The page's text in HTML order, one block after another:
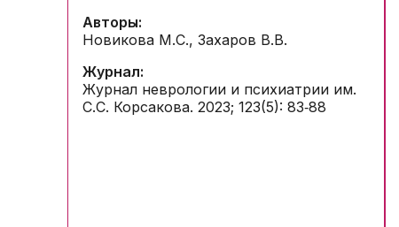
Авторы:
Новикова М.С., Захаров В.В.
Журнал:
Журнал неврологии и психиатрии им.
С.С. Корсакова. 2023; 123(5): 83‑88